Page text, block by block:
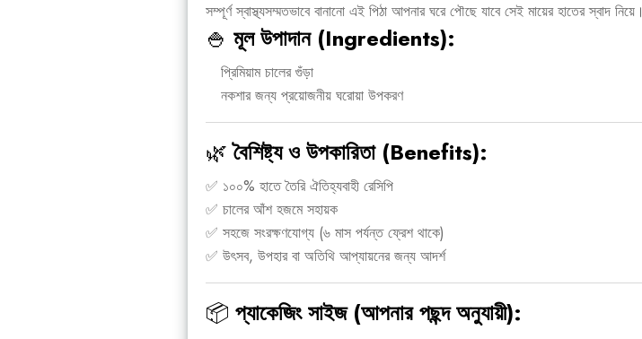
সম্পূর্ণ স্বাস্থ্যসম্মতভাবে বানানো এই পিঠা আপনার ঘরে পৌছে যাবে সেই মায়ের হাতের স্বাদ নিয়ে।
🍚 মূল উপাদান (Ingredients):
প্রিমিয়াম চালের গুঁড়া
নকশার জন্য প্রয়োজনীয় ঘরোয়া উপকরণ
🌿বৈশিষ্ট্য ও উপকারিতা (Benefits):
✅ ১০০% হাতে তৈরি ঐতিহ্যবাহী রেসিপি
✅ চালের আঁশ হজমে সহায়ক
✅ সহজে সংরক্ষণযোগ্য (৬ মাস পর্যন্ত ফ্রেশ থাকে)
✅ উৎসব, উপহার বা অতিথি আপ্যায়নের জন্য আদর্শ
📦 প্যাকেজিং সাইজ (আপনার পছন্দ অনুযায়ী):